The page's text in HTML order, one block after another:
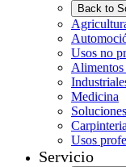
Back to
Usos no
Alimentos
Medicina
Carpinteria
Usos
Servicio